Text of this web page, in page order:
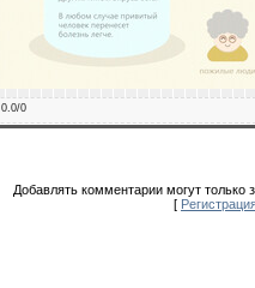
0.0/0
Добавлять комментарии могут только
[